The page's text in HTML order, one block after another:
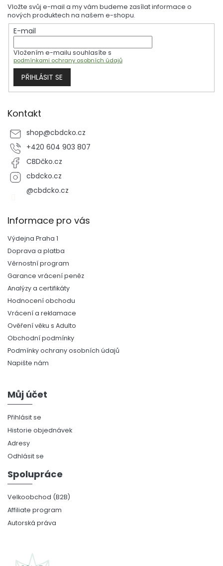
Vložte svůj e-mail a my vám budeme zasílat informace o
nových produktech na našem e-shopu.
E-mail
Vložením e-mailu souhlasíte s
podmínkami ochrany osobních údajů
PŘIHLÁSIT SE
Kontakt
shop@cbdcko.cz
+420 604 903 807
CBDčko.cz
cbdcko.cz
@cbdcko.cz
Informace pro vás
Výdejna Praha 1
Doprava a platba
Věrnostní program
Garance vrácení peněz
Analýzy a certifikáty
Hodnocení obchodu
Vrácení a reklamace
Ověření věku s Adulto
Obchodní podmínky
Podmínky ochrany osobních údajů
Napište nám
Můj účet
Přihlásit se
Historie objednávek
Adresy
Odhlásit se
Spolupráce
Velkoobchod (B2B)
Affiliate program
Autorská práva